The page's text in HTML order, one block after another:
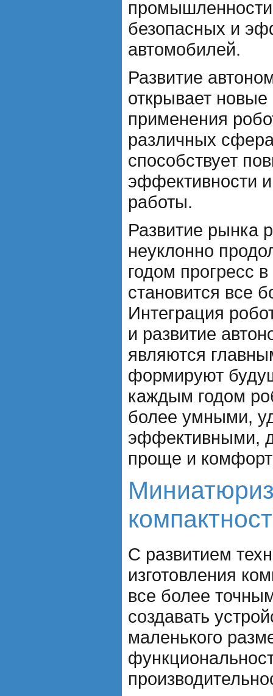
безопасных и
автомобилей.
Развитие
открывает
применения
различных
способствует
эффективности
работы.
Развитие рынка
неуклонно
годом прогресс
становится все
Интеграция
и развитие
являются
формируют
каждым годом
более умными,
эффективными,
проще и
С развитием
изготовления
все более
создавать
маленького